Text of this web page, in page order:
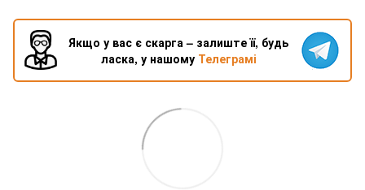
Якщо у вас є скарга – залиште її, будь
ласка, у нашому Телеграмі